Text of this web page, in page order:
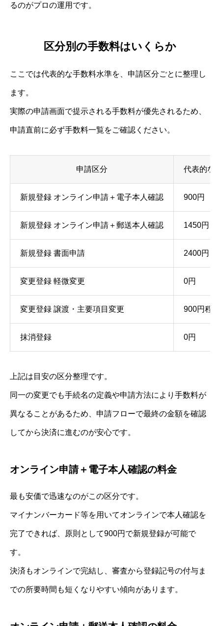
るのがプロの運用です。
区分別の手数料はいくらか
ここでは代表的な手数料水準を、申請区分ごとに整理し
ます。
実際の申請画面で提示される手数料が優先されるため、
申請直前に必ず手数料一覧をご確認ください。
申請区分 代表的な
新規登録 オンライン申請＋電子本人確認 900円
新規登録 オンライン申請＋郵送本人確認 1450円
新規登録 書面申請 2400円
変更登録 軽微変更 0円
変更登録 譲渡・主要項目変更 900円程度
抹消登録 0円
上記は目安の区分整理です。
同一の変更でも手続名の定義や申請方法により手数料が
異なることがあるため、申請フローで最終の金額を確認
してから決済に進むのが安心です。
オンライン申請＋電子本人確認の料金
最も安価で迅速なのがこの区分です。
マイナンバーカード等を用いてオンラインで本人確認を
完了できれば、原則として900円で新規登録が可能で
す。
決済もオンラインで完結し、審査から登録記号の付与ま
での所要時間も短くなりやすい傾向があります。